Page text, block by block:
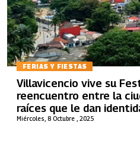
FERIAS Y FIESTAS
Miércoles, 8 Octubre , 2025
Villavicencio vive su
reencuentro entre la
raíces que le dan